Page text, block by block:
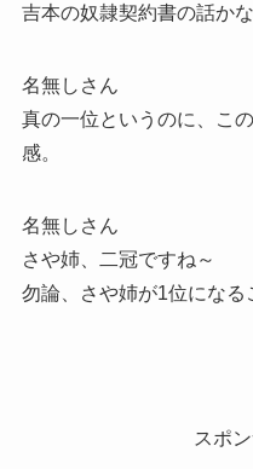
吉本の奴隷契約書の話か
名無しさん
真の一位というのに、こ
感。
名無しさん
さや姉、二冠ですね～
勿論、さや姉が1位になる
スポ